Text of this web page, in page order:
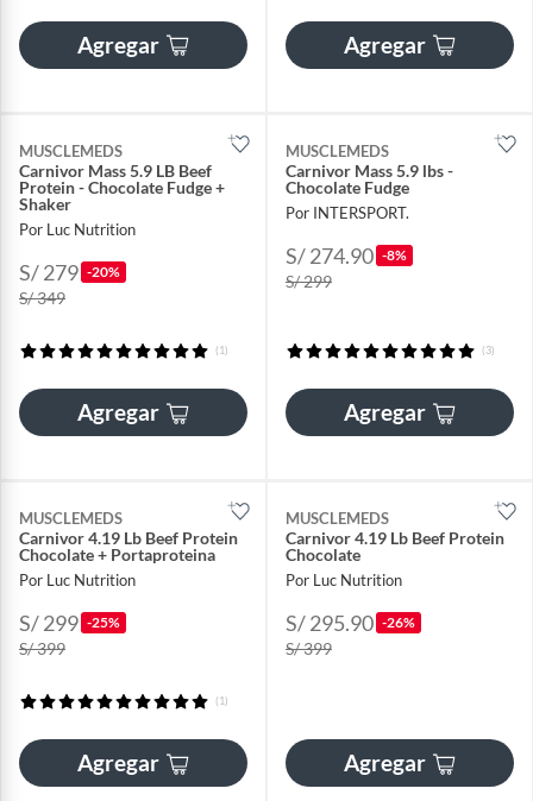
Agregar Agregar
MUSCLEMEDS
Carnivor Mass 5.9 LB Beef
Protein - Chocolate Fudge +
Shaker
Por Luc Nutrition
S/ 279 -20%
S/ 349
(1)
Agregar
MUSCLEMEDS
Carnivor Mass 5.9 lbs -
Chocolate Fudge
Por INTERSPORT.
S/ 274.90 -8%
S/ 299
(3)
Agregar
MUSCLEMEDS
Carnivor 4.19 Lb Beef Protein
Chocolate + Portaproteina
Por Luc Nutrition
S/ 299 -25%
S/ 399
(1)
Agregar
MUSCLEMEDS
Carnivor 4.19 Lb Beef Protein
Chocolate
Por Luc Nutrition
S/ 295.90 -26%
S/ 399
Agregar